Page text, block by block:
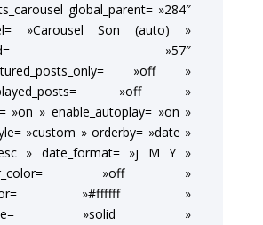
global_parent= »284″
»Carousel Son (auto) »
»57″
»off »
»off »
»on » enable_autoplay= »on »
»custom » orderby= »date »
» date_format= »j M Y »
»off »
»#ffffff »
»solid »